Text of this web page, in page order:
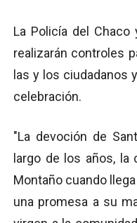
La Policía del Chaco
realizarán controles
las y los ciudadanos
celebración.
"La devoción de
largo de los años,
Montaño cuando
una promesa a su